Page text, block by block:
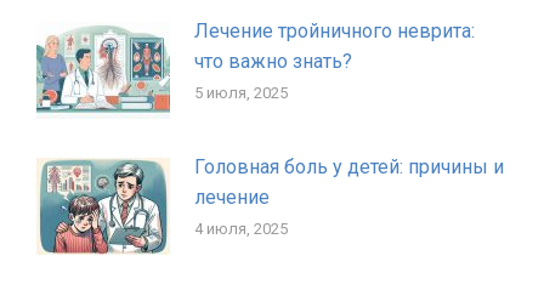
Лечение тройничного неврита:
что важно знать?
5 июля, 2025
Головная боль у детей: причины и
лечение
4 июля, 2025